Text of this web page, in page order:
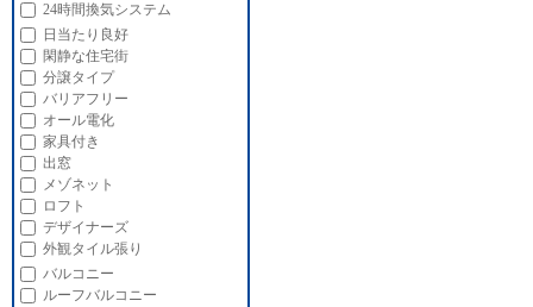
24時間換気システム
日当たり良好
閑静な住宅街
分譲タイプ
バリアフリー
オール電化
家具付き
出窓
メゾネット
ロフト
デザイナーズ
外観タイル張り
バルコニー
ルーフバルコニー